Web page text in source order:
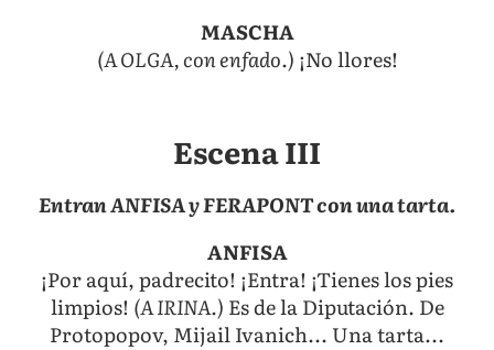
MASCHA
(A OLGA, con enfado.) ¡No llores!
Escena III
Entran ANFISA y FERAPONT con una tarta.
ANFISA
¡Por aquí, padrecito! ¡Entra! ¡Tienes los pies
limpios! (A IRINA.) Es de la Diputación. De
Protopopov, Mijail Ivanich... Una tarta...